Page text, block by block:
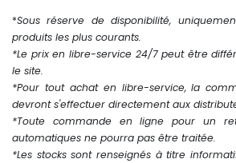
*Sous réserve de disponibilité,
produits les plus courants.
*Le prix en libre-service 24/7 peut être
le site.
*Pour tout achat en libre-service, la
devront s'effectuer directement aux
*Toute commande en ligne pour un
automatiques ne pourra pas être traitée.
*Les stocks sont renseignés à titre